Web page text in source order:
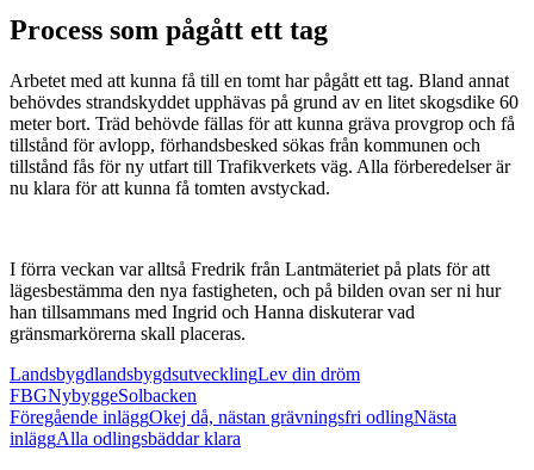
Process som pågått ett tag
Arbetet med att kunna få till en tomt har pågått ett tag. Bland annat
behövdes strandskyddet upphävas på grund av en litet skogsdike 60
meter bort. Träd behövde fällas för att kunna gräva provgrop och få
tillstånd för avlopp, förhandsbesked sökas från kommunen och
tillstånd fås för ny utfart till Trafikverkets väg. Alla förberedelser är
nu klara för att kunna få tomten avstyckad.
I förra veckan var alltså Fredrik från Lantmäteriet på plats för att
lägesbestämma den nya fastigheten, och på bilden ovan ser ni hur
han tillsammans med Ingrid och Hanna diskuterar vad
gränsmarkörerna skall placeras.
LandsbygdlandsbygdsutvecklingLev din dröm
FBGNybyggeSolbacken
Inläggsnavigering
Föregående inläggOkej då, nästan grävningsfri odlingNästa
inläggAlla odlingsbäddar klara